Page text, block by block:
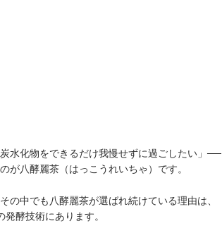
水化物をできるだけ我慢せずに過ごしたい」──
が八酵麗茶（はっこうれいちゃ）です。
中でも八酵麗茶が選ばれ続けている理由は、
酵技術にあります。